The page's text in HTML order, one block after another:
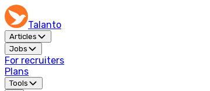
Talanto
Articles
Jobs
For recruiters
Plans
Tools